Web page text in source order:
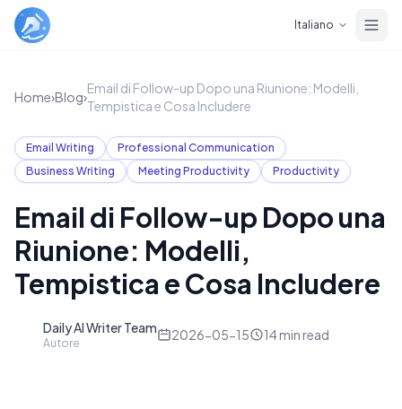
Italiano
Home›Blog›
Email di Follow-up Dopo una Riunione: Modelli,
Tempistica e Cosa Includere
Email Writing
Professional Communication
Business Writing
Meeting Productivity Productivity
Email di Follow-up Dopo una
Riunione: Modelli,
Tempistica e Cosa Includere
Daily AI Writer Team
Autore
2026-05-15 14min read